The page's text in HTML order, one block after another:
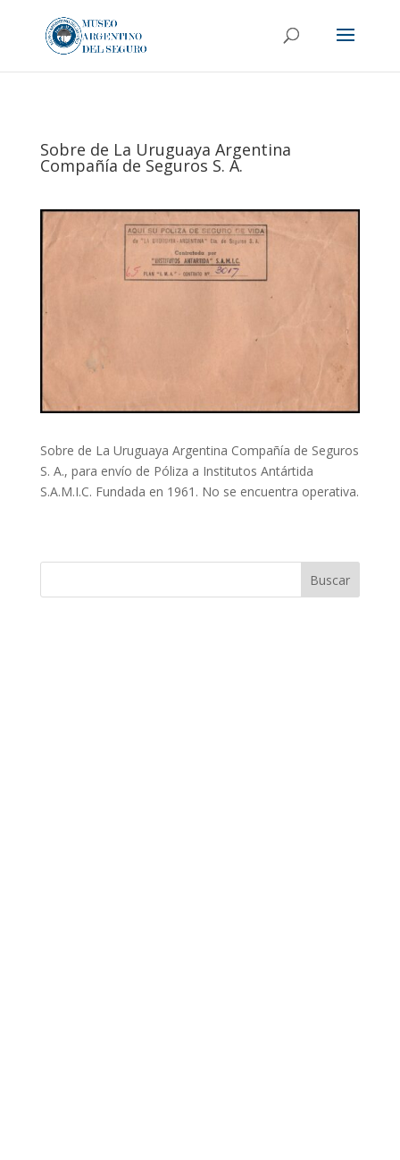
Sobre de La Uruguaya Argentina
Compañía de Seguros S. A.
Sobre de La Uruguaya Argentina Compañía de Seguros
S. A., para envío de Póliza a Institutos Antártida
S.A.M.I.C. Fundada en 1961. No se encuentra operativa.